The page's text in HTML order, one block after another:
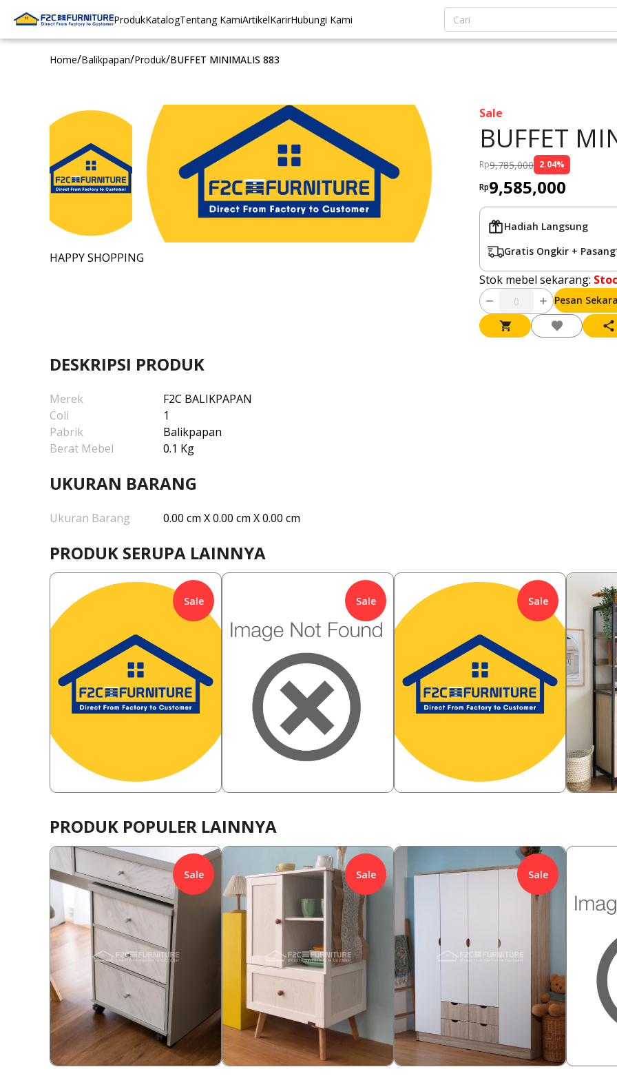
ProdukKatalogTentang KamiArtikelKarirHubungi Kami
Home/Balikpapan/Produk/BUFFET MINIMALIS 883
HAPPY SHOPPING
Sale
BUFFET
Rp9,785,000 2.04%
Rp9,585,000
Hadiah Langsung
Gratis Ongkir +
Stok mebel sekarang:
Pesan
DESKRIPSI PRODUK
Merek
F2C BALIKPAPAN
Coli
1
Pabrik
Balikpapan
Berat Mebel
0.1 Kg
UKURAN BARANG
Ukuran Barang 0.00 cm X 0.00 cm X 0.00 cm
PRODUK SERUPA LAINNYA
Sale
Rp
348,000
Sale
2,380,000 8.40%
Sale
Rp
120,000
Rp
Rp
PRODUK POPULER LAINNYA
Sale
Rp538,000 37.17%
Rp338,000
Sale
Rp 1,148,000 17.42%
948,000
Sale
2,585,000 7.74%
Rp2,385,000